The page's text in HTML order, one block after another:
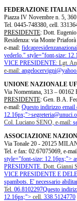
FEDERAZIONE
Piazza IV Novembre n. 5,
Tel. 0445-748380, cell.
PRESIDENTE: Dott.
Residenza: via Monte
e-mail:
vederlo." style="font-size:
VICE PRESIDENTE: Lgt.
e-mail:
UNIONE NAZIONALE
Via Nomentana, 313 –
PRESIDENTE: Gen. B.A.
e-mail: Questo indirizzo email
12.16px;">
Col. Luciano SENO, e-mail:
ASSOCIAZIONE
Via Tonale 20 - 20125
Tel. e fax: 02.67075069, e-
style="font-size: 12.16px;">
PRESIDENTE. Dott. Gianni
VICE PRESIDENTE E
spambots. E' necessario
Tel. 06.8102297Questo
12.16px;"> cell. 338.5124770